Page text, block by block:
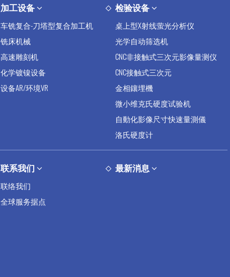
加工设备
车铣复合-刀塔型复合加工机
铣床机械
高速雕刻机
化学镀镍设备
设备AR/环境VR
检验设备
桌上型X射线萤光分析仪
光学自动筛选机
CNC非接触式三次元影像量测仪
CNC接触式三次元
金相鑲埋機
微小维克氏硬度试验机
自動化影像尺寸快速量測儀
洛氏硬度计
联系我们
联络我们
全球服务据点
最新消息